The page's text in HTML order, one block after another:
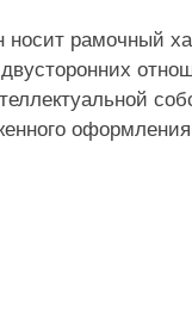
рамочный
оформления